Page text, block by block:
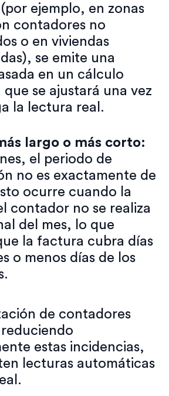
ejemplo, en zonas
contadores no
o en viviendas
se emite una
en un cálculo
se ajustará una vez
la lectura real.
largo o más corto:
el periodo de
no es exactamente de
ocurre cuando la
contador no se realiza
del mes, lo que
la factura cubra días
o menos días de los
de contadores
estas incidencias,
lecturas automáticas